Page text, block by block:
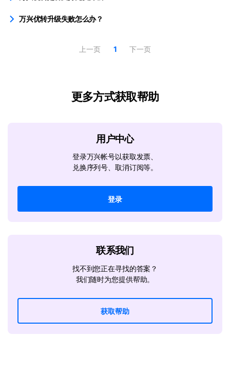
万兴优转升级失败怎么办？
上一页 1 下一页
更多方式获取帮助
用户中心
登录万兴帐号以获取发票、
兑换序列号、取消订阅等。
登录
联系我们
找不到您正在寻找的答案？
我们随时为您提供帮助。
获取帮助